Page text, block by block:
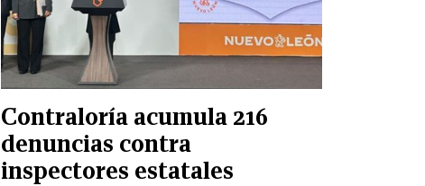
Contraloría acumula 216
denuncias contra
inspectores estatales